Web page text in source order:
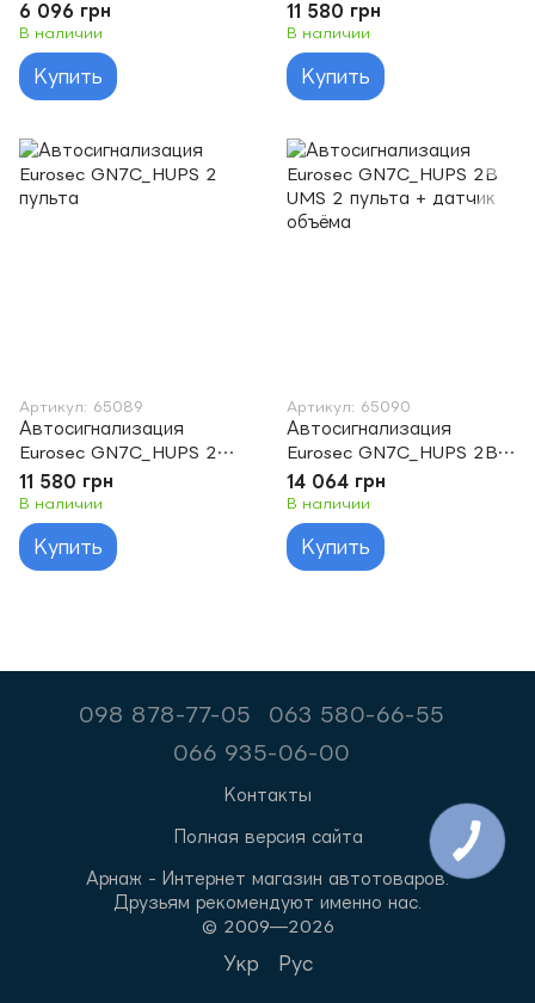
безбрелочная
6 096 грн
В наличии
Купить
UMS 2 метки
11 580 грн
В наличии
Купить
Артикул: 65089
Автосигнализация
Eurosec GN7C_HUPS 2
пульта
11 580 грн
В наличии
Купить
Артикул: 65090
Автосигнализация
Eurosec GN7C_HUPS 2B
UMS 2 пульта + датчик
объёма
14 064 грн
В наличии
Купить
098 878-77-05
063 580-66-55
066 935-06-00
Контакты
Полная версия сайта
Арнаж - Интернет магазин автотоваров.
Друзьям рекомендуют именно нас.
© 2009—2026
Укр Рус